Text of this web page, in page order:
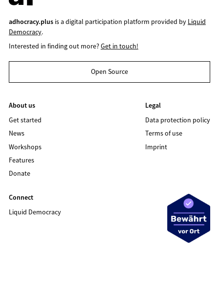
adhocracy.plusis a digital participation platform provided by Liquid
Democracy.
Interested in finding out more?Get in touch!
Open Source
About us
Get started
News
Workshops
Features
Donate
Legal
Data protection policy
Terms of use
Imprint
Connect
Liquid Democracy